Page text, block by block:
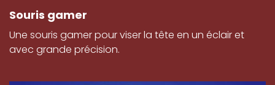
Souris gamer
Une souris gamer pour viser la tête en un éclair et
avec grande précision.